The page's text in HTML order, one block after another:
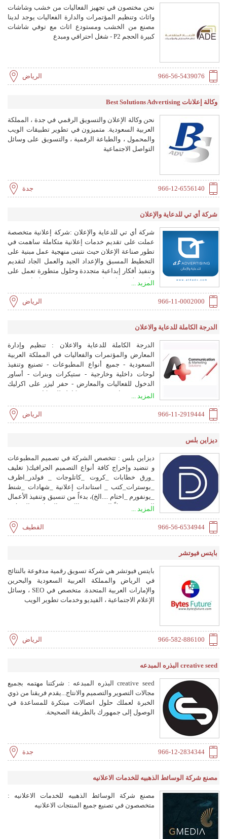
نحن مختصون في تجهيز الفعاليات من خشب وشاشات
واثاث وتنظيم المؤتمرات والدارة الفعاليات يوجد لدينا
مصنع من الخشب ومستودع اثاث مع توفي شاشات
كبيرة الحجم P2 - شغل احترافي ومبدع
966-56-5439076 الرياض
وكالة إعلانات Best Solutions Advertising
نحن وكالة الإعلان والتسويق الرقمي في جدة ، المملكة
العربية السعودية. متميزون في تطوير تطبيقات الويب
والمحمول ، والطباعة الرقمية ، والتسويق على وسائل
التواصل الاجتماعية
966-12-6556140 جدة
شركة أي تي للدعاية والإعلان
شركة أي تي للدعاية والإعلان :شركة إعلانية متخصصة
عملت على تقديم خدمات إعلانية متكاملة ساهمت في
تطور صناعة الإعلان حيث نتبنى منهجية عمل مبنية على
التخطيط المسبق والإعداد الجيد والعمل الجاد لتقديم
وتنفيذ أفكار إبداعية متجددة وحلول متطورة تعمل على
بناء علاقة إستراتيجيه بناءة مع عملائنا تضمن
المعارض، تصميم المطبوعات ،الهوية الموحدة ،الهدايا
الدعائية، إنتاج الأفلام الوثائقية، موشن جرافيك وتغليف
المزيد ...
966-11-0002000 الرياض
الدرجة الكاملة للدعاية والاعلان
الدرجة الكاملة للدعاية والاعلان : تنظيم وإدارة
المعارض والمؤتمرات والفعاليات في المملكة العربية
السعودية - جميع أنواع المطبوعات - تصنيع وتنفيذ
لوحات داخلية وخارجية - ستيكرات وبنرات - أساور
الدخول للفعاليات والمعارض - حفر ليزر على اكرليك
وخشب وستيل - تصميم هوية كاملة للشركات
المزيد ...
966-11-2919444 الرياض
ديزاين بلس
ديزاين بلس : تتخصص الشركة في تصميم المطبوعات
و تنضيد وإخراج كافة أنواع التصميم الجرافيك( تغليف
_ورق خطابات _كروت _كاتلوجات _ فولدر_اظرف
_بوسترات_كتب _ استاندات إعلانية _شهادات _شنط
_يونفورم _اختام ....الخ)، بدءاً من تنسيق وتنفيذ الأعمال
الصغيرة وصولاً إلى تصميم الكتب والمجلات والحملات
وإخراج الحملات الإعلانية، والكتيبات، والكتب،
والمجلات، والتقارير السنوية، والكتيبات التقنية،
تنافسية مصممة خصيصاً لترضي متطلبات عملائنا
الكرام.
المزيد ...
966-56-6534944 القطيف
بايتس فيوتشر
بايتس فيوتشر هي شركة تسويق رقمية مدفوعة بالنتائج
في الرياض والمملكة العربية السعودية والبحرين
والإمارات العربية المتحدة. متخصص في SEO ، وسائل
الإعلام الاجتماعية ، الفيديو وخدمات تطوير الويب
966-582-886100 الرياض
creative seed البذره المبدعه
creative seed البذره المبدعه : شركتنا مهتمه بجميع
مجالات التصوير والتصميم والانتاج...يقدم فريقنا من ذوي
الخبرة لعملك حلول اتصالات مبتكرة للمساعدة في
الوصول إلى جمهورك بالطريقة الصحيحة.
966-12-2834344 جدة
مصنع شركة الوسائط الذهبيه للخدمات الاعلانيه
مصنع شركة الوسائط الذهبيه للخدمات الاعلانيه :
متخصصون في تصنيع جميع المنتجات الاعلانيه